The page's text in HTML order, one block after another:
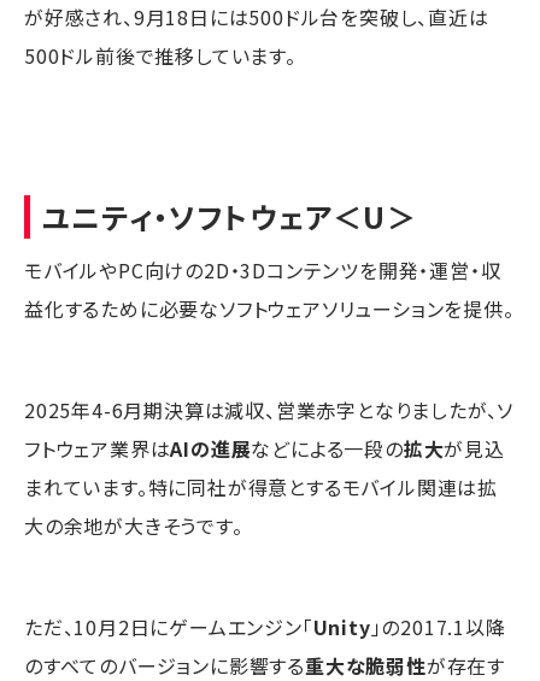
が好感され、9月18日には500ドル台を突破し、直近は
500ドル前後で推移しています。
ユニティ・ソフトウェア＜U＞
モバイルやPC向けの2D・3Dコンテンツを開発・運営・収
益化するために必要なソフトウェアソリューションを提供。
2025年4-6月期決算は減収、営業赤字となりましたが、ソ
フトウェア業界はAIの進展などによる一段の拡大が見込
まれています。特に同社が得意とするモバイル関連は拡
大の余地が大きそうです。
ただ、10月2日にゲームエンジン「Unity 」の2017.1以降
のすべてのバージョンに影響する重大な脆弱性が存在す